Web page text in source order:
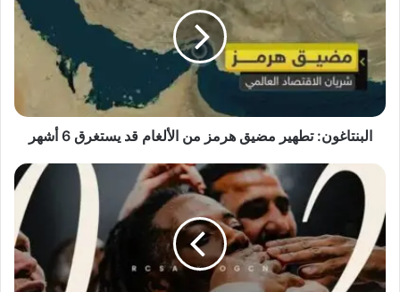
هرمز
الألغام
قد
يستغرق
6
أشهرالبنتاغون: تطهير مضيق هرمز من الألغام قد يستغرق 6 أشهر
نيس
يصعق
ستراسبورج
بثنائية
"واهي"
ويتأهل
لنهائي